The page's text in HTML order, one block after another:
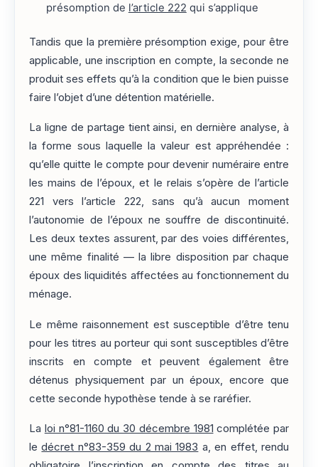
présomption de l’article 222 qui s’applique
Tandis que la première présomption exige, pour être
applicable, une inscription en compte, la seconde ne
produit ses effets qu’à la condition que le bien puisse
faire l’objet d’une détention matérielle.
La ligne de partage tient ainsi, en dernière analyse, à
la forme sous laquelle la valeur est appréhendée :
qu’elle quitte le compte pour devenir numéraire entre
les mains de l’époux, et le relais s’opère de l’article
221 vers l’article 222, sans qu’à aucun moment
l’autonomie de l’époux ne souffre de discontinuité.
Les deux textes assurent, par des voies différentes,
une même finalité — la libre disposition par chaque
époux des liquidités affectées au fonctionnement du
ménage.
Le même raisonnement est susceptible d’être tenu
pour les titres au porteur qui sont susceptibles d’être
inscrits en compte et peuvent également être
détenus physiquement par un époux, encore que
cette seconde hypothèse tende à se raréfier.
La loi n°81-1160 du 30 décembre 1981 complétée par
ledécret n°83-359 du 2 mai 1983 a, en effet, rendu